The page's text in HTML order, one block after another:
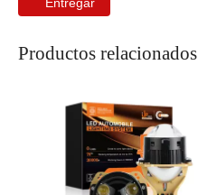
Productos relacionados